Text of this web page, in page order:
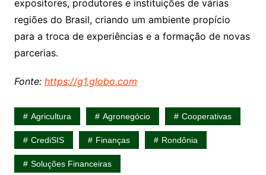
expositores, produtores e instituições de várias
regiões do Brasil, criando um ambiente propício
para a troca de experiências e a formação de novas
parcerias.
Fonte: https://g1.globo.com
Agricultura Agronegócio Cooperativas
CrediSIS Finanças Rondônia
Soluções Financeiras